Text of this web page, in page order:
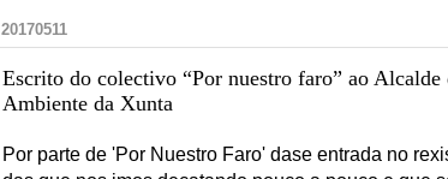
20170511
Escrito do colectivo “Por nuestro faro” ao
Ambiente da Xunta
Por parte de 'Por Nuestro Faro' dase entrada no